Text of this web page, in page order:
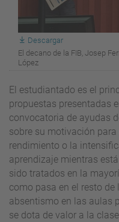
Descargar
El decano de la FIB, Josep
López
El estudiantado es el
propuestas presentadas
convocatoria de ayudas
sobre su motivación
rendimiento o la
aprendizaje mientras
sido tratados en la
como pasa en el resto de
absentismo en las aulas
se dota de valor a la